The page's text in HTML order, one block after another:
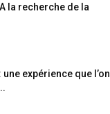
la recherche de la
expérience que l’on